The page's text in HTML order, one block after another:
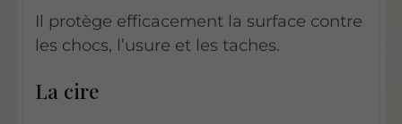
Il protège efficacement la surface contre
les chocs, l’usure et les taches.
La cire